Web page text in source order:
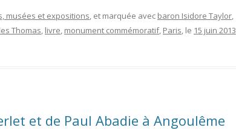
musées et expositions, et marquée avec baron Isidore Taylor,
Thomas, livre, monument commémoratif, Paris, le 15 juin 2013
et de Paul Abadie à Angoulême